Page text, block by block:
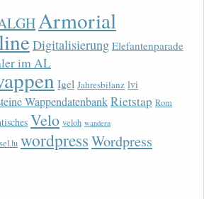
Armorial
Digitalisierung Elefantenparade
im AL
Igel Jahresbilanz lvi
WappendatenbankRietstap Rom
Velo veloh wandern
wordpressWordpress